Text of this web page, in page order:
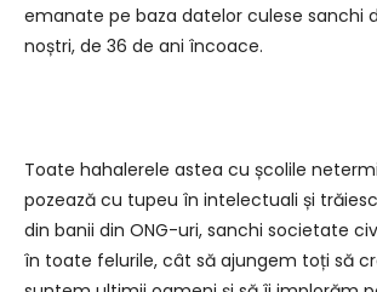
emanate pe baza datelor culese sanchi
noștri, de 36 de ani încoace.
Toate hahalerele astea cu școlile
pozează cu tupeu în intelectuali și
din banii din ONG-uri, sanchi societate
în toate felurile, cât să ajungem toți să